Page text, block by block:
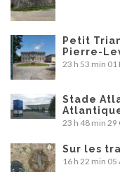
Petit
Pierre-
23 h 53 min 01
Stade
23 h 48 min 29
Sur les
16 h 22 min 05